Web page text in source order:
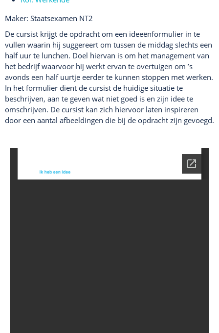
Maker: Staatsexamen NT2
De cursist krijgt de opdracht om een ideeënformulier in te
vullen waarin hij suggereert om tussen de middag slechts een
half uur te lunchen. Doel hiervan is om het management van
het bedrijf waarvoor hij werkt ervan te overtuigen om ’s
avonds een half uurtje eerder te kunnen stoppen met werken.
In het formulier dient de cursist de huidige situatie te
beschrijven, aan te geven wat niet goed is en zijn idee te
omschrijven. De cursist kan zich hiervoor laten inspireren
door een aantal afbeeldingen die bij de opdracht zijn gevoegd.